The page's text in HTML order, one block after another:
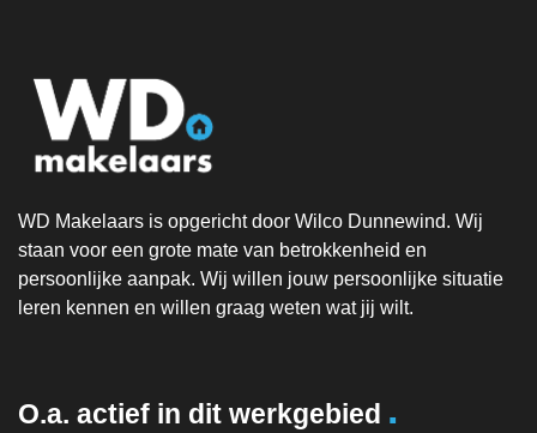
WD Makelaars is opgericht door Wilco Dunnewind. Wij
staan voor een grote mate van betrokkenheid en
persoonlijke aanpak. Wij willen jouw persoonlijke situatie
leren kennen en willen graag weten wat jij wilt.
O.a. actief in dit werkgebied .